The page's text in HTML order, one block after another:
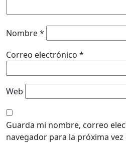
Nombre*
Correo electrónico *
Web
Guarda mi nombre, correo
navegador para la próxima